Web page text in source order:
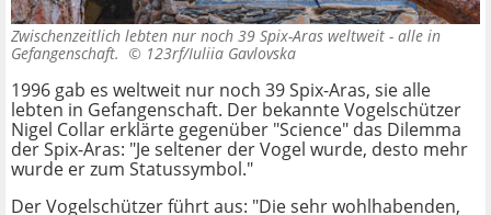
Zwischenzeitlich lebten nur noch 39 Spix-Aras weltweit - alle in
Gefangenschaft. © 123rf/Iuliia Gavlovska
1996 gab es weltweit nur noch 39 Spix-Aras, sie alle
lebten in Gefangenschaft. Der bekannte Vogelschützer
Nigel Collar erklärte gegenüber "Science" das Dilemma
der Spix-Aras: "Je seltener der Vogel wurde, desto mehr
wurde er zum Statussymbol."
Der Vogelschützer führt aus: "Die sehr wohlhabenden,